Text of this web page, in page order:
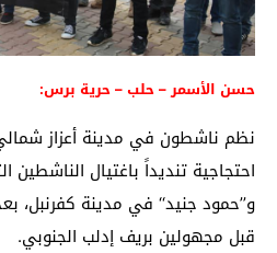
حسن الأسمر – حلب – حرية برس:
نظم ناشطون في مدينة أعزاز
احتجاجية تنديداً باغتيال الناشطين
و’’حمود جنيد‘‘ في مدينة كفرنبل،
قبل مجهولين بريف إدلب الجنوبي.